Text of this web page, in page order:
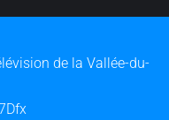
de la Vallée-du-